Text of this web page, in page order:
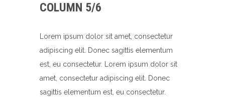
COLUMN 5/6
Lorem ipsum dolor sit amet, consectetur
adipiscing elit. Donec sagittis elementum
est, eu consectetur. Lorem ipsum dolor sit
amet, consectetur adipiscing elit. Donec
sagittis elementum est, eu consectetur.